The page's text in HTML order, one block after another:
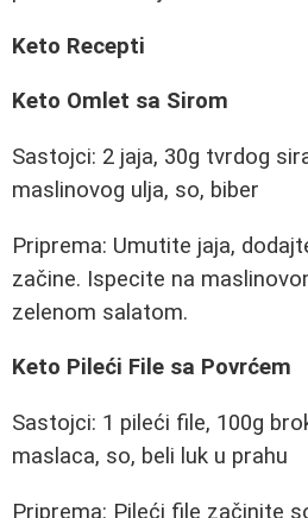
Keto Recepti
Keto Omlet sa Sirom
Sastojci: 2 jaja, 30g tvrdog
maslinovog ulja, so, biber
Priprema: Umutite jaja,
začine. Ispecite na
zelenom salatom.
Keto Pileći File sa Povrćem
Sastojci: 1 pileći file, 100g
maslaca, so, beli luk u prahu
Priprema: Pileći file začinite